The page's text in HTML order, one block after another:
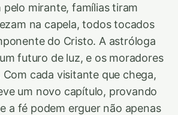
pelo mirante, famílias tiram
na capela, todos tocados
do Cristo. A astróloga
futuro de luz, e os moradores
cada visitante que chega,
um novo capítulo, provando
a fé podem erguer não apenas